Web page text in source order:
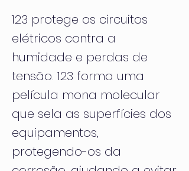
123 protege os circuitos
elétricos contra a
humidade e perdas de
tensão. 123 forma uma
película mona molecular
que sela as superfícies dos
equipamentos,
protegendo-os da